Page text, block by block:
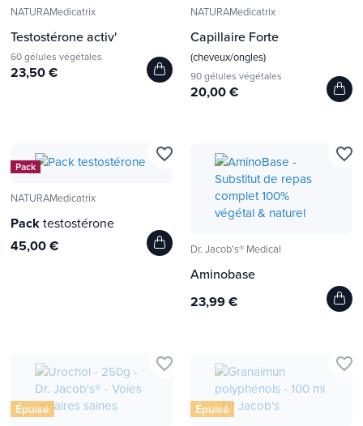
NATURAMedicatrix
Testostérone activ'
60 gélules végétales
23,50 €
NATURAMedicatrix
Capillaire Forte
(cheveux/ongles)
90 gélules végétales
20,00 €
Pack
NATURAMedicatrix
Packtestostérone
45,00 €
favorite_border
Dr. Jacob's® Medical
Aminobase
23,99 €
favorite_border
Épuisé
favorite_border
Épuisé
favorite_border